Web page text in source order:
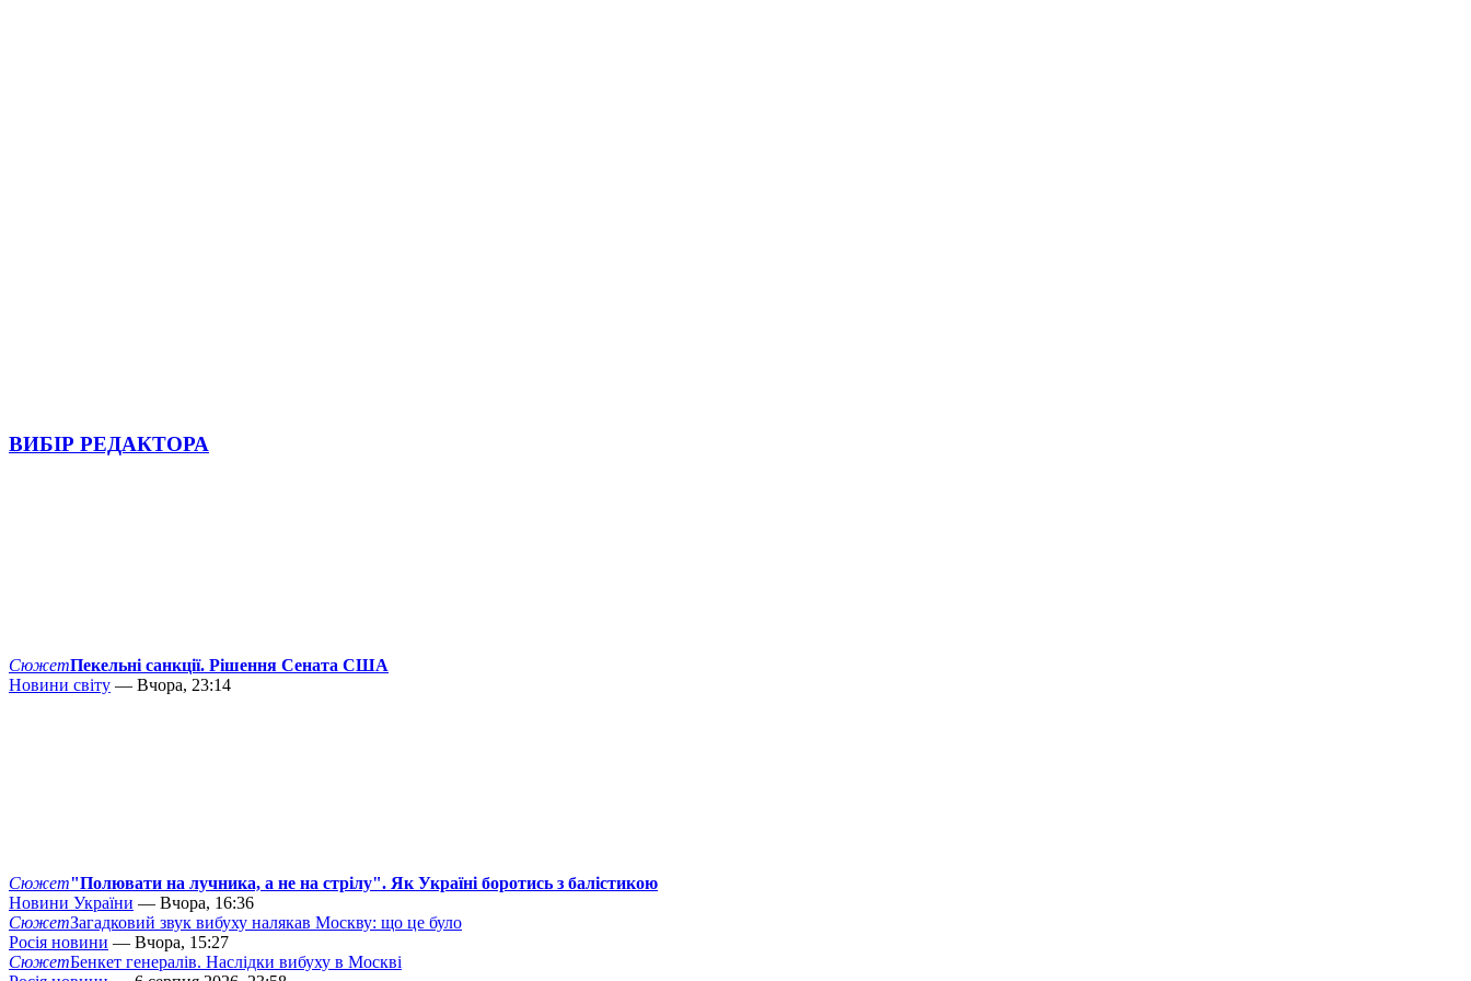
ВИБІР РЕДАКТОРА
СюжетПекельні санкції. Рішення Сената США
Новини світу — Вчора, 23:14
Сюжет"Полювати на лучника, а не на стрілу". Як Україні боротись з балістикою
Новини України — Вчора, 16:36
СюжетЗагадковий звук вибуху налякав Москву: що це було
Росія новини — Вчора, 15:27
СюжетБенкет генералів. Наслідки вибуху в Москві